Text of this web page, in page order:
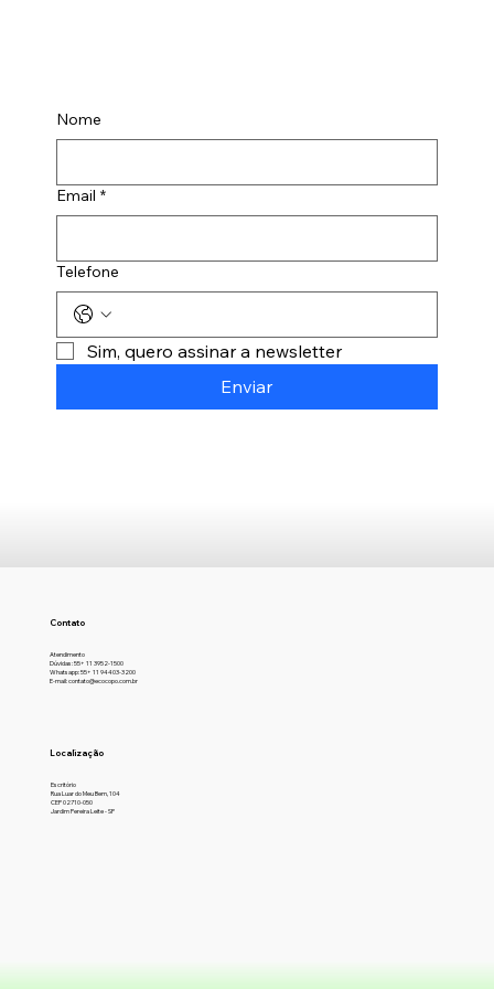
Nome
Email *
Telefone
Sim, quero assinar a newsletter
Enviar
Contato
Atendimento
Dúvidas: 55+ 11 3952-1500
Whatsapp: 55+ 11 94403-3200
E-mail: contato@ecocopo.com.br
Localização
Escritório
Rua Luar do Meu Bem, 104
CEP 02710-050
Jardim Pereira Leite - SP